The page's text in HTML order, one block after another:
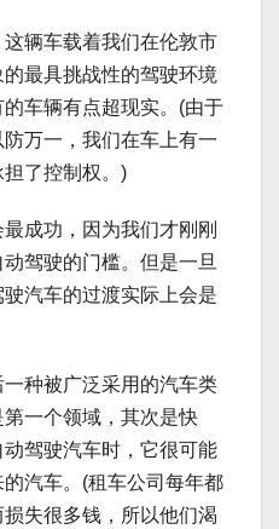
辆车载着我们在伦敦市
最具挑战性的驾驶环境
车辆有点超现实。(由于
万一，我们在车上有一
了控制权。)
成功，因为我们才刚刚
驾驶的门槛。但是一旦
汽车的过渡实际上会是
种被广泛采用的汽车类
一个领域，其次是快
驾驶汽车时，它很可能
汽车。(租车公司每年都
失很多钱，所以他们渴